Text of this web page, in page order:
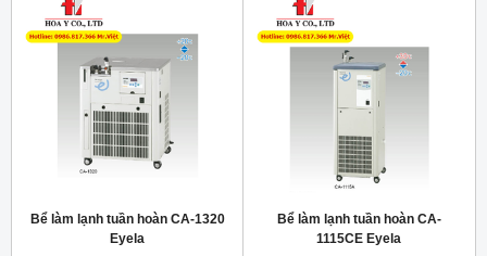
Bể làm lạnh tuần hoàn CA-1320
Eyela
Bể làm lạnh tuần hoàn CA-
1115CE Eyela